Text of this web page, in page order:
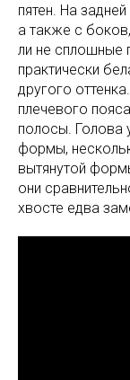
пятен. На
а также с
ли не сплошные
практически
другого
плечевого
полосы. Голова
формы,
вытянутой
они
хвосте едва